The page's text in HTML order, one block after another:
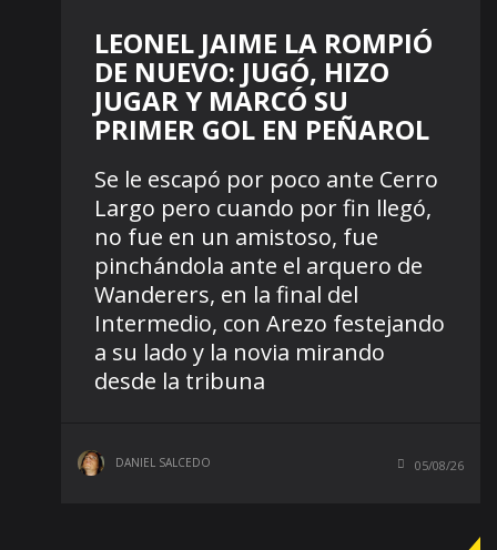
LEONEL JAIME LA ROMPIÓ
DE NUEVO: JUGÓ, HIZO
JUGAR Y MARCÓ SU
PRIMER GOL EN PEÑAROL
Se le escapó por poco ante Cerro
Largo pero cuando por fin llegó,
no fue en un amistoso, fue
pinchándola ante el arquero de
Wanderers, en la final del
Intermedio, con Arezo festejando
a su lado y la novia mirando
desde la tribuna
DANIEL SALCEDO 05/08/26